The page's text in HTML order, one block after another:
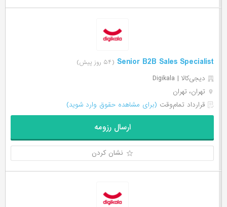
Senior B2B Sales Specialist (۵۴ روز پیش)
دیجی‌‌کالا | Digikala
تهران، تهران
قرارداد تمام‌وقت (برای مشاهده حقوق وارد شوید)
ارسال رزومه
نشان کردن